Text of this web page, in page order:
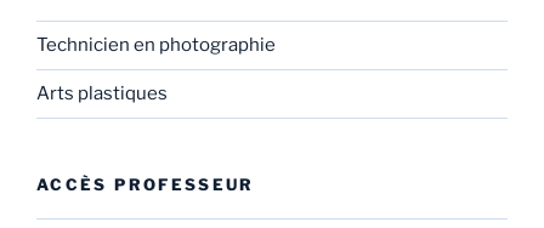
Technicien en photographie
Arts plastiques
ACCÈS PROFESSEUR